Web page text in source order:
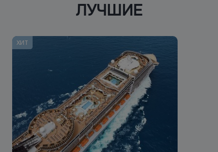
ЛУЧШИЕ
ХИТ